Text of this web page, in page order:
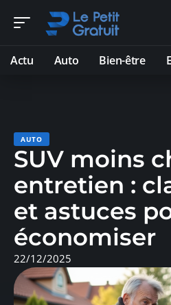
Actu Auto Bien-être
AUTO
SUV moins
entretien :
et astuces
économiser
22/12/2025